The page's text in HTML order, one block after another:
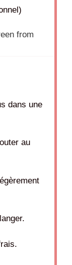
from
dans une
au